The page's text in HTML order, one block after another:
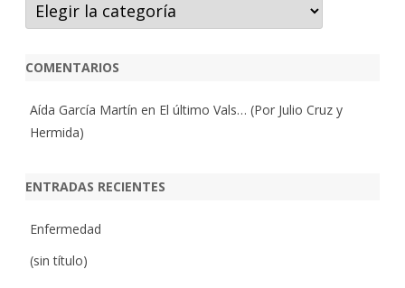
COMENTARIOS
Aída García Martín en El último Vals… (Por Julio Cruz y
Hermida)
ENTRADAS RECIENTES
Enfermedad
(sin título)